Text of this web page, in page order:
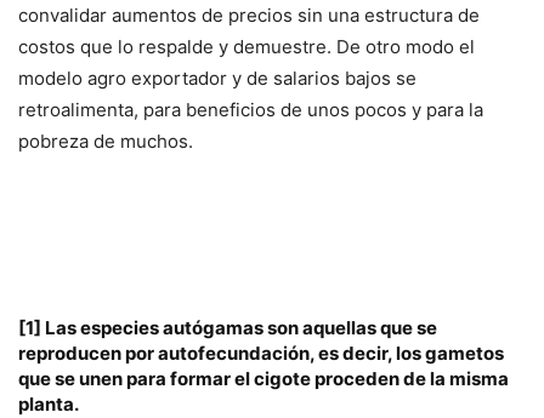
convalidar aumentos de precios sin una estructura de
costos que lo respalde y demuestre. De otro modo el
modelo agro exportador y de salarios bajos se
retroalimenta, para beneficios de unos pocos y para la
pobreza de muchos.
[1] Las especies autógamas son aquellas que se
reproducen por autofecundación, es decir, los gametos
que se unen para formar el cigote proceden de la misma
planta.